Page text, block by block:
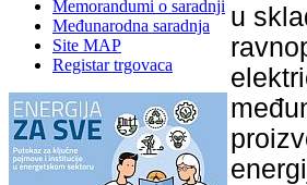
Memorandumi o saradnji
Međunarodna saradnja
Site MAP
Registar trgovaca
u